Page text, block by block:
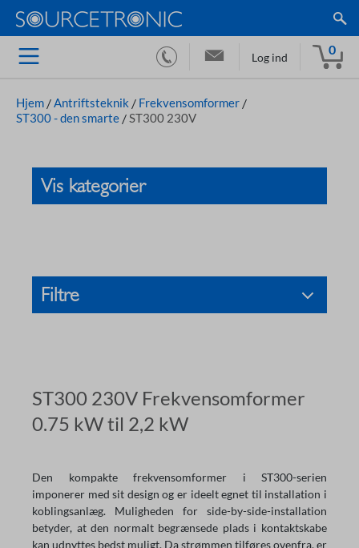
Log ind
0
Hjem /Antriftsteknik / Frekvensomformer /
ST300 - den smarte /ST300 230V
Vis kategorier
Filtre
ST300 230V Frekvensomformer
0.75 kW til 2,2 kW
Den kompakte frekvensomformer i ST300-serien
imponerer med sit design og er ideelt egnet til installation i
koblingsanlæg. Muligheden for side-by-side-installation
betyder, at den normalt begrænsede plads i kontaktskabe
kan udnyttes bedst muligt. Da strømmen tilføres ovenfra, er